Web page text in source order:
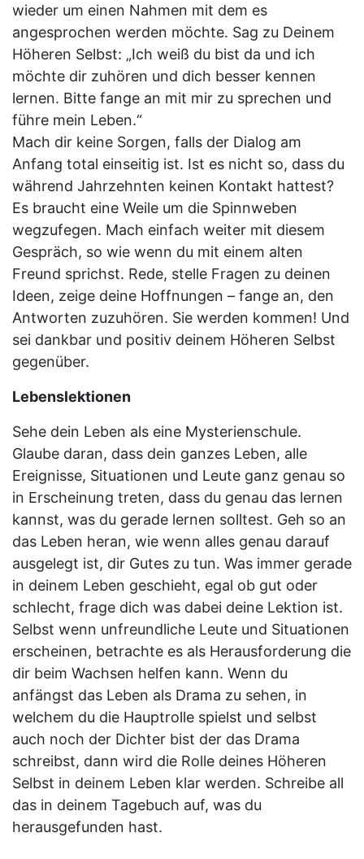
wieder um einen Nahmen mit dem es
angesprochen werden möchte. Sag zu Deinem
Höheren Selbst: „Ich weiß du bist da und ich
möchte dir zuhören und dich besser kennen
lernen. Bitte fange an mit mir zu sprechen und
führe mein Leben.“
Mach dir keine Sorgen, falls der Dialog am
Anfang total einseitig ist. Ist es nicht so, dass du
während Jahrzehnten keinen Kontakt hattest?
Es braucht eine Weile um die Spinnweben
wegzufegen. Mach einfach weiter mit diesem
Gespräch, so wie wenn du mit einem alten
Freund sprichst. Rede, stelle Fragen zu deinen
Ideen, zeige deine Hoffnungen – fange an, den
Antworten zuzuhören. Sie werden kommen! Und
sei dankbar und positiv deinem Höheren Selbst
gegenüber.
Lebenslektionen
Sehe dein Leben als eine Mysterienschule.
Glaube daran, dass dein ganzes Leben, alle
Ereignisse, Situationen und Leute ganz genau so
in Erscheinung treten, dass du genau das lernen
kannst, was du gerade lernen solltest. Geh so an
das Leben heran, wie wenn alles genau darauf
ausgelegt ist, dir Gutes zu tun. Was immer gerade
in deinem Leben geschieht, egal ob gut oder
schlecht, frage dich was dabei deine Lektion ist.
Selbst wenn unfreundliche Leute und Situationen
erscheinen, betrachte es als Herausforderung die
dir beim Wachsen helfen kann. Wenn du
anfängst das Leben als Drama zu sehen, in
welchem du die Hauptrolle spielst und selbst
auch noch der Dichter bist der das Drama
schreibst, dann wird die Rolle deines Höheren
Selbst in deinem Leben klar werden. Schreibe all
das in deinem Tagebuch auf, was du
herausgefunden hast.